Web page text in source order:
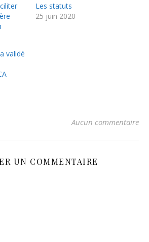
Les statuts
25 juin 2020
validé
Aucun commentaire
UN COMMENTAIRE